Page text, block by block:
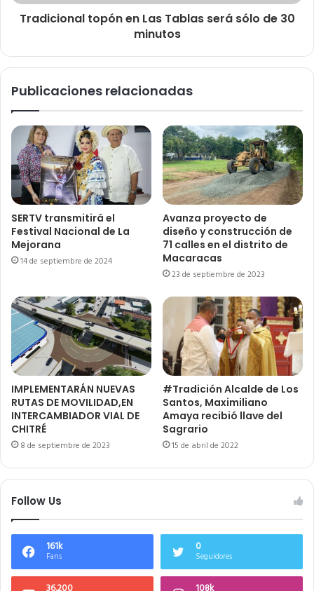
Tradicional topón en Las Tablas será sólo de 30
minutos
Publicaciones relacionadas
SERTV transmitirá el
Festival Nacional de La
Mejorana
14 de septiembre de 2024
Avanza proyecto de
diseño y construcción de
71 calles en el distrito de
Macaracas
23 de septiembre de 2023
IMPLEMENTARÁN NUEVAS
RUTAS DE MOVILIDAD,EN
INTERCAMBIADOR VIAL DE
CHITRÉ
8 de septiembre de 2023
#Tradición Alcalde de Los
Santos, Maximiliano
Amaya recibió llave del
Sagrario
15 de abril de 2022
Follow Us
161k
Fans
0
Seguidores